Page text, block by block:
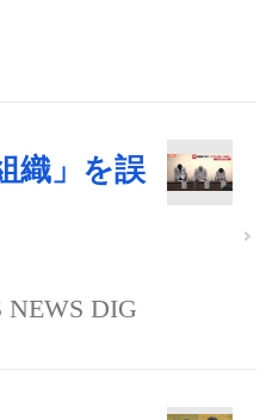
織」を誤
NEWS DIG